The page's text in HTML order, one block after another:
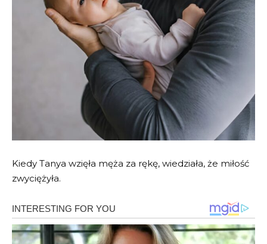
Kiedy Tanya wzięła męża za rękę, wiedziała, że miłość
zwyciężyła.